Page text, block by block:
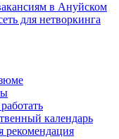
в Ануйском
для нетворкинга
календарь
рекомендация